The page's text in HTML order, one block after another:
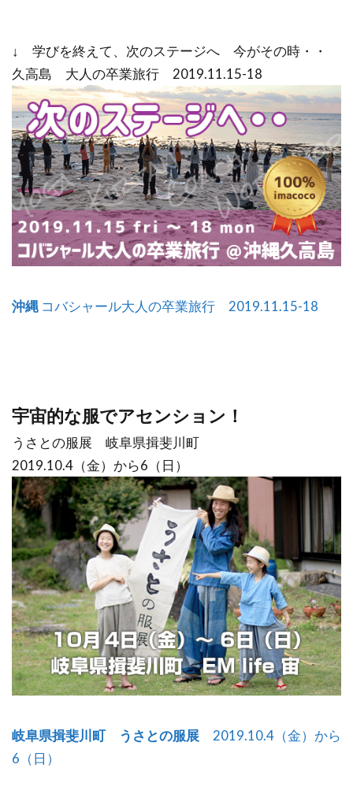
↓ 学びを終えて、次のステージへ 今がその時・・
久高島 大人の卒業旅行 2019.11.15-18
沖縄 コバシャール大人の卒業旅行 2019.11.15-18
宇宙的な服でアセンション！
うさとの服展 岐阜県揖斐川町
2019.10.4（金）から6（日）
岐阜県揖斐川町 うさとの服展 2019.10.4（金）から
6（日）